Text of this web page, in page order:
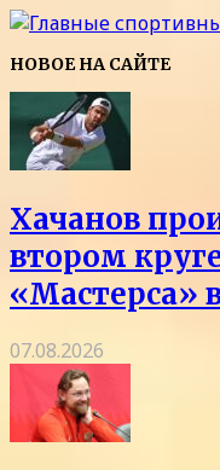
НОВОЕ НА САЙТЕ
Хачанов
втором
«Мастерса»
07.08.2026